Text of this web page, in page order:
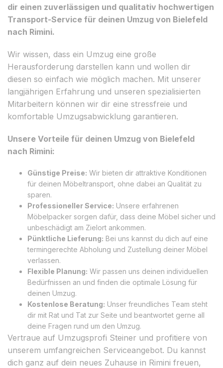
dir einen zuverlässigen und qualitativ hochwertigen
Transport-Service für deinen Umzug von Bielefeld
nach Rimini.
Wir wissen, dass ein Umzug eine große
Herausforderung darstellen kann und wollen dir
diesen so einfach wie möglich machen. Mit unserer
langjährigen Erfahrung und unseren spezialisierten
Mitarbeitern können wir dir eine stressfreie und
komfortable Umzugsabwicklung garantieren.
Unsere Vorteile für deinen Umzug von Bielefeld
nach Rimini:
Günstige Preise: Wir bieten dir attraktive Konditionen
für deinen Möbeltransport, ohne dabei an Qualität zu
sparen.
Professioneller Service: Unsere erfahrenen
Möbelpacker sorgen dafür, dass deine Möbel sicher und
unbeschädigt am Zielort ankommen.
Pünktliche Lieferung: Bei uns kannst du dich auf eine
termingerechte Abholung und Zustellung deiner Möbel
verlassen.
Flexible Planung: Wir passen uns deinen individuellen
Bedürfnissen an und finden die optimale Lösung für
deinen Umzug.
Kostenlose Beratung: Unser freundliches Team steht
dir mit Rat und Tat zur Seite und beantwortet gerne all
deine Fragen rund um den Umzug.
Vertraue auf Umzugsprofi Steiner und profitiere von
unserem umfangreichen Serviceangebot. Du kannst
dich ganz auf dein neues Zuhause in Rimini freuen,